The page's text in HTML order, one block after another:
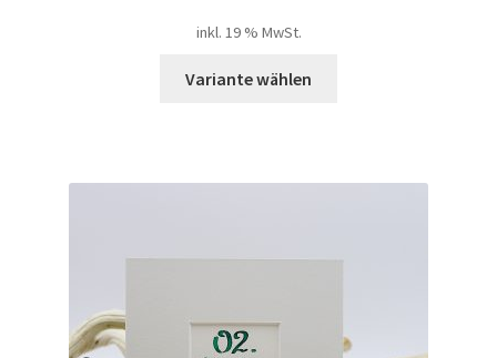
inkl. 19 % MwSt.
Variante wählen